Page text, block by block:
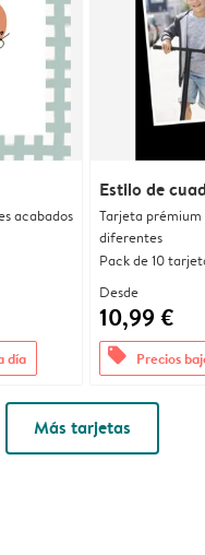
acabados
día
Estilo de
Tarjeta
diferentes
Pack de 10
Desde
10,99 €
offers Precios
Más tarjetas